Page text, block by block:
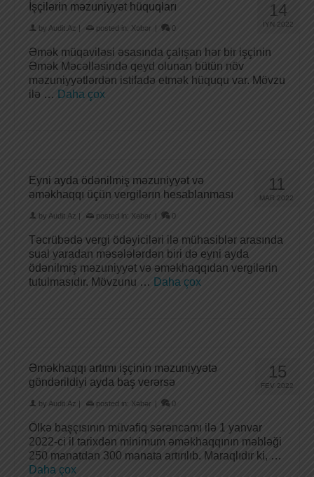
14
İYN 2022
İşçilərin məzuniyyət hüquqları
by Audit.Az | posted in: Xəbər | 0
Əmək müqaviləsi əsasında çalışan hər bir işçinin
Əmək Məcəlləsində qeyd olunan bütün növ
məzuniyyətlərdən istifadə etmək hüququ var. Mövzu
ilə … Daha çox
11
MAR 2022
Eyni ayda ödənilmiş mə­zu­niy­yət və
əməkhaqqı üçün ver­gi­lərın hesablanması
by Audit.Az | posted in: Xəbər | 0
Təcrübədə vergi ödəyiciləri ilə mühasiblər arasında
sual yaradan məsələlərdən biri də eyni ayda
ödənilmiş məzuniyyət və əməkhaqqıdan vergilərin
tutulmasıdır. Mövzunu … Daha çox
15
FEV 2022
Əməkhaqqı artımı işçinin məzuniyyətə
göndərildiyi ayda baş verərsə
by Audit.Az | posted in: Xəbər | 0
Ölkə başçısının müvafiq sərəncamı ilə 1 yanvar
2022-ci il tarixdən minimum əməkhaqqının məbləği
250 manatdan 300 manata artırılıb. Maraqlıdır ki, …
Daha çox